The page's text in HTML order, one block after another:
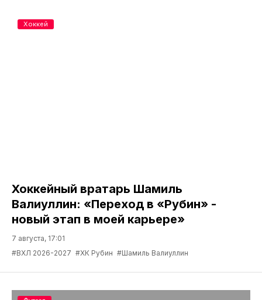
Хоккейный вратарь Шамиль
Валиуллин: «Переход в «Рубин» -
новый этап в моей карьере»
7 августа, 17:01
#ВХЛ 2026-2027 #ХК Рубин #Шамиль Валиуллин
Хоккей